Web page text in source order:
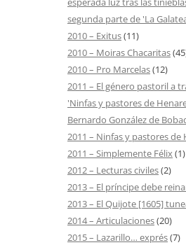
segunda parte de 'La
2010 – Exitus(11)
2010 – Moiras Chacaritas
2010 – Pro Marcelas(12)
2011 – El género pastoril a
'Ninfas y pastores de
Bernardo González de
2011 – Ninfas y pastores de
2011 – Simplemente Félix(1)
2012 – Lecturas civiles(2)
2013 – El príncipe debe
2013 – El Quijote [1605]
2014 – Articulaciones(20)
2015 – Lazarillo… exprés(7)